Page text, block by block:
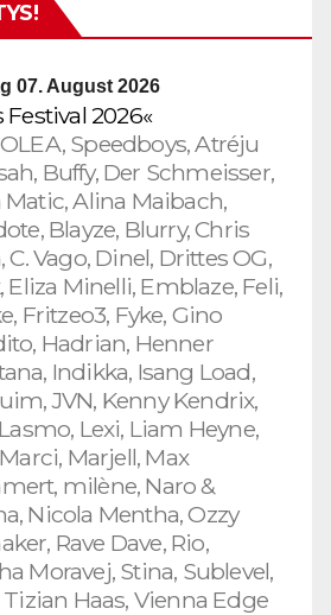
07. August 2026
Festival 2026«
Speedboys, Atréju
Buffy, Der Schmeisser,
Matic, Alina Maibach,
Blayze, Blurry, Chris
C. Vago, Dinel, Drittes OG,
Eliza Minelli, Emblaze, Feli,
Fritzeo3, Fyke, Gino
Hadrian, Henner
Indikka, Isang Load,
JVN, Kenny Kendrix,
Lexi, Liam Heyne,
Marjell, Max
milène, Naro &
Nicola Mentha, Ozzy
Rave Dave, Rio,
Moravej, Stina, Sublevel,
Tizian Haas, Vienna Edge